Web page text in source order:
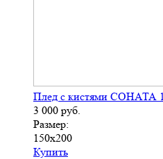
Плед с кистями СОНАТА
3 000 руб.
Размер:
150х200
Купить